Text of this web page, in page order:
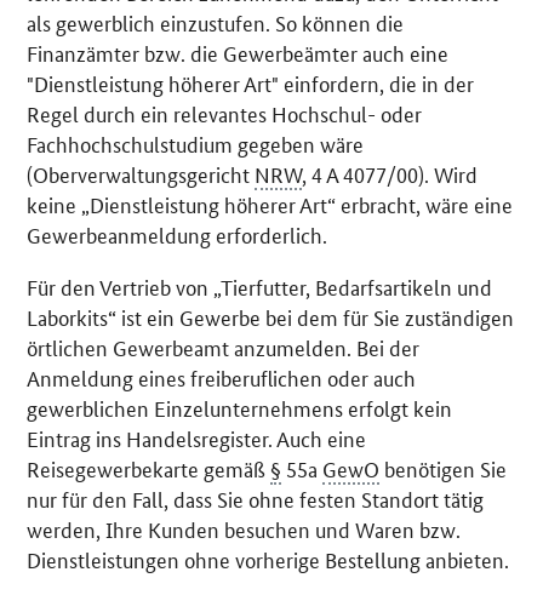
als gewerblich einzustufen. So können die
Finanzämter bzw. die Gewerbeämter auch eine
"Dienstleistung höherer Art" einfordern, die in der
Regel durch ein relevantes Hochschul- oder
Fachhochschulstudium gegeben wäre
(Oberverwaltungsgericht NRW, 4 A 4077/00). Wird
keine „Dienstleistung höherer Art“ erbracht, wäre eine
Gewerbeanmeldung erforderlich.
Für den Vertrieb von „Tierfutter, Bedarfsartikeln und
Laborkits“ ist ein Gewerbe bei dem für Sie zuständigen
örtlichen Gewerbeamt anzumelden. Bei der
Anmeldung eines freiberuflichen oder auch
gewerblichen Einzelunternehmens erfolgt kein
Eintrag ins Handelsregister. Auch eine
Reisegewerbekarte gemäß § 55a GewO benötigen Sie
nur für den Fall, dass Sie ohne festen Standort tätig
werden, Ihre Kunden besuchen und Waren bzw.
Dienstleistungen ohne vorherige Bestellung anbieten.